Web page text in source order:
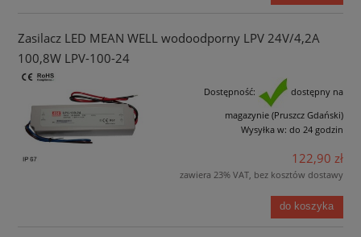
Zasilacz LED MEAN WELL wodoodporny LPV 24V/4,2A
100,8W LPV-100-24
Dostępność:
dostępny na
magazynie (Pruszcz Gdański)
Wysyłka w: do 24 godzin
122,90 zł
zawiera 23% VAT, bez kosztów dostawy
do koszyka